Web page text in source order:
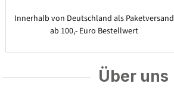
Innerhalb von Deutschland als Paketversand
ab 100,- Euro Bestellwert
Über uns